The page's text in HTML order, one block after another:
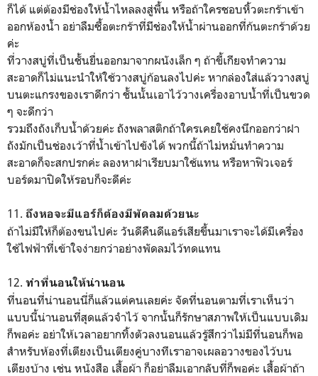
ก็ได้ แต่ต้องมีช่องให้น้ำไหลลงสู่พื้น หรือถ้าใครชอบหิ้วตะกร้าเข้า
ออกห้องน้ำ อย่าลืมซื้อตะกร้าที่มีช่องให้น้ำผ่านออกที่ก้นตะกร้าด้วย
ค่ะ
ที่วางสบู่ที่เป็นชั้นยื่นออกมาจากผนังเล็ก ๆ ถ้าขี้เกียจทำความ
สะอาดก็ไม่แนะนำให้ใช้วางสบู่ก้อนลงไปค่ะ หากล่องใส่แล้ววางสบู่
บนตะแกรงของเราดีกว่า ชั้นนั้นเอาไว้วางเครื่องอาบน้ำที่เป็นขวด
ๆ จะดีกว่า
รวมถึงถังเก็บน้ำด้วยค่ะ ถังพลาสติกถ้าใครเคยใช้คงนึกออกว่าฝา
ถังมักเป็นช่องเว้าที่น้ำเข้าไปขังได้ พวกนี้ถ้าไม่หมั่นทำความ
สะอาดก็จะสกปรกค่ะ ลองหาฝาเรียบมาใช้แทน หรือหาฟิวเจอร์
บอร์ดมาปิดให้รอบก็จะดีค่ะ
11. ถึงหอจะมีแอร์ก็ต้องมีพัดลมด้วยนะ
ถ้าไม่มีให้ก็ต้องขนไปค่ะ วันดีคืนดีแอร์เสียขึ้นมาเราจะได้มีเครื่อง
ใช้ไฟฟ้าที่เข้าใจง่ายกว่าอย่างพัดลมไว้ทดแทน
12. ทำที่นอนให้น่านอน
ที่นอนที่น่านอนนี่ก็แล้วแต่คนเลยค่ะ จัดที่นอนตามที่เราเห็นว่า
แบบนี้น่านอนที่สุดแล้วจำไว้ จากนั้นก็รักษาสภาพให้เป็นแบบเดิม
ก็พอค่ะ อย่าให้เวลาอยากทิ้งตัวลงนอนแล้วรู้สึกว่าไม่มีที่นอนก็พอ
สำหรับห้องที่เตียงเป็นเตียงคู่บางทีเราอาจเผลอวางของไว้บน
เตียงบ้าง เช่น หนังสือ เสื้อผ้า ก็อย่าลืมเอากลับที่ก็พอค่ะ เสื้อผ้าถ้า